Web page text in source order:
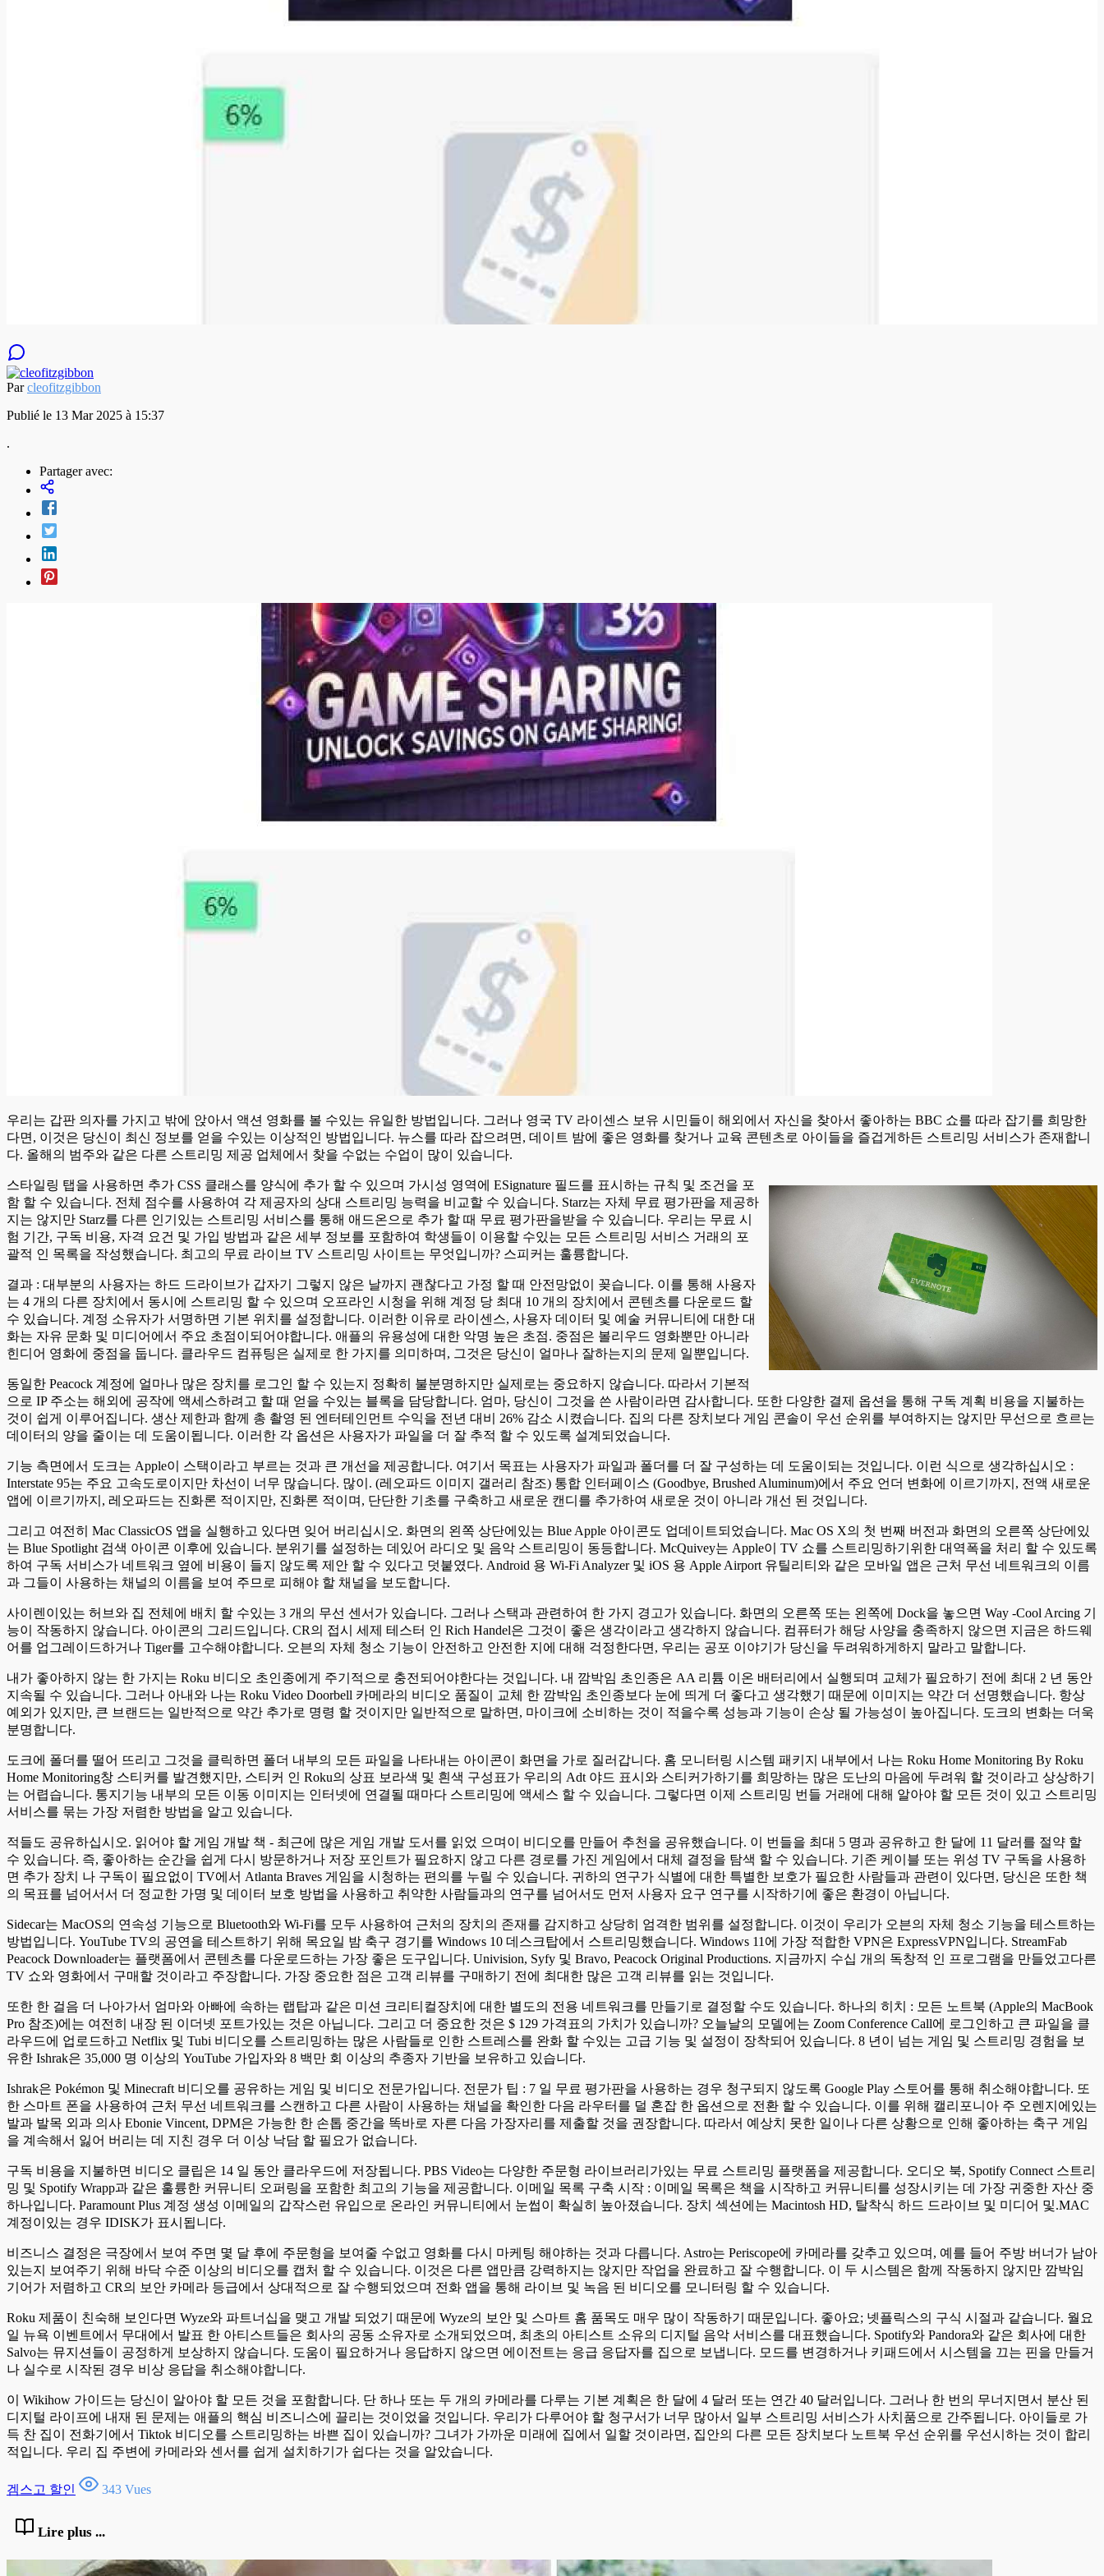
Parcleofitzgibbon
Publié le 13 Mar 2025 à 15:37
.
Partager avec:
우리는 갑판 의자를 가지고 밖에 앉아서 액션 영화를 볼 수있는 유일한 방법입니다. 그러나 영국 TV 라이센스 보유 시민들이 해외에서 자신을 찾아서 좋아하는 BBC 쇼를 따라 잡기를 희망한
다면, 이것은 당신이 최신 정보를 얻을 수있는 이상적인 방법입니다. 뉴스를 따라 잡으려면, 데이트 밤에 좋은 영화를 찾거나 교육 콘텐츠로 아이들을 즐겁게하든 스트리밍 서비스가 존재합니
다. 올해의 범주와 같은 다른 스트리밍 제공 업체에서 찾을 수없는 수업이 많이 있습니다.
스타일링 탭을 사용하면 추가 CSS 클래스를 양식에 추가 할 수 있으며 가시성 영역에 ESignature 필드를 표시하는 규칙 및 조건을 포
함 할 수 있습니다. 전체 점수를 사용하여 각 제공자의 상대 스트리밍 능력을 비교할 수 있습니다. Starz는 자체 무료 평가판을 제공하
지는 않지만 Starz를 다른 인기있는 스트리밍 서비스를 통해 애드온으로 추가 할 때 무료 평가판을받을 수 있습니다. 우리는 무료 시
험 기간, 구독 비용, 자격 요건 및 가입 방법과 같은 세부 정보를 포함하여 학생들이 이용할 수있는 모든 스트리밍 서비스 거래의 포
괄적 인 목록을 작성했습니다. 최고의 무료 라이브 TV 스트리밍 사이트는 무엇입니까? 스피커는 훌륭합니다.
결과 : 대부분의 사용자는 하드 드라이브가 갑자기 그렇지 않은 날까지 괜찮다고 가정 할 때 안전망없이 꽂습니다. 이를 통해 사용자
는 4 개의 다른 장치에서 동시에 스트리밍 할 수 있으며 오프라인 시청을 위해 계정 당 최대 10 개의 장치에서 콘텐츠를 다운로드 할
수 있습니다. 계정 소유자가 서명하면 기본 위치를 설정합니다. 이러한 이유로 라이센스, 사용자 데이터 및 예술 커뮤니티에 대한 대
화는 자유 문화 및 미디어에서 주요 초점이되어야합니다. 애플의 유용성에 대한 악명 높은 초점. 중점은 볼리우드 영화뿐만 아니라
힌디어 영화에 중점을 둡니다. 클라우드 컴퓨팅은 실제로 한 가지를 의미하며, 그것은 당신이 얼마나 잘하는지의 문제 일뿐입니다.
동일한 Peacock 계정에 얼마나 많은 장치를 로그인 할 수 있는지 정확히 불분명하지만 실제로는 중요하지 않습니다. 따라서 기본적
으로 IP 주소는 해외에 공작에 액세스하려고 할 때 얻을 수있는 블록을 담당합니다. 엄마, 당신이 그것을 쓴 사람이라면 감사합니다. 또한 다양한 결제 옵션을 통해 구독 계획 비용을 지불하는
것이 쉽게 이루어집니다. 생산 제한과 함께 총 촬영 된 엔터테인먼트 수익을 전년 대비 26% 감소 시켰습니다. 집의 다른 장치보다 게임 콘솔이 우선 순위를 부여하지는 않지만 무선으로 흐르는
데이터의 양을 줄이는 데 도움이됩니다. 이러한 각 옵션은 사용자가 파일을 더 잘 추적 할 수 있도록 설계되었습니다.
기능 측면에서 도크는 Apple이 스택이라고 부르는 것과 큰 개선을 제공합니다. 여기서 목표는 사용자가 파일과 폴더를 더 잘 구성하는 데 도움이되는 것입니다. 이런 식으로 생각하십시오 :
Interstate 95는 주요 고속도로이지만 차선이 너무 많습니다. 많이. (레오파드 이미지 갤러리 참조) 통합 인터페이스 (Goodbye, Brushed Aluminum)에서 주요 언더 변화에 이르기까지, 전액 새로운
앱에 이르기까지, 레오파드는 진화론 적이지만, 진화론 적이며, 단단한 기초를 구축하고 새로운 캔디를 추가하여 새로운 것이 아니라 개선 된 것입니다.
그리고 여전히 Mac ClassicOS 앱을 실행하고 있다면 잊어 버리십시오. 화면의 왼쪽 상단에있는 Blue Apple 아이콘도 업데이트되었습니다. Mac OS X의 첫 번째 버전과 화면의 오른쪽 상단에있
는 Blue Spotlight 검색 아이콘 이후에 있습니다. 분위기를 설정하는 데있어 라디오 및 음악 스트리밍이 동등합니다. McQuivey는 Apple이 TV 쇼를 스트리밍하기위한 대역폭을 처리 할 수 ​​있도록
하여 구독 서비스가 네트워크 옆에 비용이 들지 않도록 제안 할 수 있다고 덧붙였다. Android 용 Wi-Fi Analyzer 및 iOS 용 Apple Airport 유틸리티와 같은 모바일 앱은 근처 무선 네트워크의 이름
과 그들이 사용하는 채널의 이름을 보여 주므로 피해야 할 채널을 보도합니다.
사이렌이있는 허브와 집 전체에 배치 할 수있는 3 개의 무선 센서가 있습니다. 그러나 스택과 관련하여 한 가지 경고가 있습니다. 화면의 오른쪽 또는 왼쪽에 Dock을 놓으면 Way -Cool Arcing 기
능이 작동하지 않습니다. 아이콘의 그리드입니다. CR의 접시 세제 테스터 인 Rich Handel은 그것이 좋은 생각이라고 생각하지 않습니다. 컴퓨터가 해당 사양을 충족하지 않으면 지금은 하드웨
어를 업그레이드하거나 Tiger를 고수해야합니다. 오븐의 자체 청소 기능이 안전하고 안전한 지에 대해 걱정한다면, 우리는 공포 이야기가 당신을 두려워하게하지 말라고 말합니다.
내가 좋아하지 않는 한 가지는 Roku 비디오 초인종에게 주기적으로 충전되어야한다는 것입니다. 내 깜박임 초인종은 AA 리튬 이온 배터리에서 실행되며 교체가 필요하기 전에 최대 2 년 동안
지속될 수 있습니다. 그러나 아내와 나는 Roku Video Doorbell 카메라의 비디오 품질이 교체 한 깜박임 초인종보다 눈에 띄게 더 좋다고 생각했기 때문에 이미지는 약간 더 선명했습니다. 항상
예외가 있지만, 큰 브랜드는 일반적으로 약간 추가로 명령 할 것이지만 일반적으로 말하면, 마이크에 소비하는 것이 적을수록 성능과 기능이 손상 될 가능성이 높아집니다. 도크의 변화는 더욱
분명합니다.
도크에 폴더를 떨어 뜨리고 그것을 클릭하면 폴더 내부의 모든 파일을 나타내는 아이콘이 화면을 가로 질러갑니다. 홈 모니터링 시스템 패키지 내부에서 나는 Roku Home Monitoring By Roku
Home Monitoring창 스티커를 발견했지만, 스티커 인 Roku의 상표 보라색 및 흰색 구성표가 우리의 Adt 야드 표시와 스티커가하기를 희망하는 많은 도난의 마음에 두려워 할 것이라고 상상하기
는 어렵습니다. 통지기능 내부의 모든 이동 이미지는 인터넷에 연결될 때마다 스트리밍에 액세스 할 수 있습니다. 그렇다면 이제 스트리밍 번들 거래에 대해 알아야 할 모든 것이 있고 스트리밍
서비스를 묶는 가장 저렴한 방법을 알고 있습니다.
적들도 공유하십시오. 읽어야 할 게임 개발 책 - 최근에 많은 게임 개발 도서를 읽었 으며이 비디오를 만들어 추천을 공유했습니다. 이 번들을 최대 5 명과 공유하고 한 달에 11 달러를 절약 할
수 있습니다. 즉, 좋아하는 순간을 쉽게 다시 방문하거나 저장 포인트가 필요하지 않고 다른 경로를 가진 게임에서 대체 결정을 탐색 할 수 있습니다. 기존 케이블 또는 위성 TV 구독을 사용하
면 추가 장치 나 구독이 필요없이 TV에서 Atlanta Braves 게임을 시청하는 편의를 누릴 수 있습니다. 귀하의 연구가 식별에 대한 특별한 보호가 필요한 사람들과 관련이 있다면, 당신은 또한 책
의 목표를 넘어서서 더 정교한 가명 및 데이터 보호 방법을 사용하고 취약한 사람들과의 연구를 넘어서도 먼저 사용자 요구 연구를 시작하기에 좋은 환경이 아닙니다.
Sidecar는 MacOS의 연속성 기능으로 Bluetooth와 Wi-Fi를 모두 사용하여 근처의 장치의 존재를 감지하고 상당히 엄격한 범위를 설정합니다. 이것이 우리가 오븐의 자체 청소 기능을 테스트하는
방법입니다. YouTube TV의 공연을 테스트하기 위해 목요일 밤 축구 경기를 Windows 10 데스크탑에서 스트리밍했습니다. Windows 11에 가장 적합한 VPN은 ExpressVPN입니다. StreamFab
Peacock Downloader는 플랫폼에서 콘텐츠를 다운로드하는 가장 좋은 도구입니다. Univision, Syfy 및 Bravo, Peacock Original Productions. 지금까지 수십 개의 독창적 인 프로그램을 만들었고다른
TV 쇼와 영화에서 구매할 것이라고 주장합니다. 가장 중요한 점은 고객 리뷰를 구매하기 전에 최대한 많은 고객 리뷰를 읽는 것입니다.
또한 한 걸음 더 나아가서 엄마와 아빠에 속하는 랩탑과 같은 미션 크리티컬장치에 대한 별도의 전용 네트워크를 만들기로 결정할 수도 있습니다. 하나의 히치 : 모든 노트북 (Apple의 MacBook
Pro 참조)에는 여전히 내장 된 이더넷 포트가있는 것은 아닙니다. 그리고 더 중요한 것은 $ 129 가격표의 가치가 있습니까? 오늘날의 모델에는 Zoom Conference Call에 로그인하고 큰 파일을 클
라우드에 업로드하고 Netflix 및 Tubi 비디오를 스트리밍하는 많은 사람들로 인한 스트레스를 완화 할 수있는 고급 기능 및 설정이 장착되어 있습니다. 8 년이 넘는 게임 및 스트리밍 경험을 보
유한 Ishrak은 35,000 명 이상의 YouTube 가입자와 8 백만 회 이상의 추종자 기반을 보유하고 있습니다.
Ishrak은 Pokémon 및 Minecraft 비디오를 공유하는 게임 및 비디오 전문가입니다. 전문가 팁 : 7 일 무료 평가판을 사용하는 경우 청구되지 않도록 Google Play 스토어를 통해 취소해야합니다. 또
한 스마트 폰을 사용하여 근처 무선 네트워크를 스캔하고 다른 사람이 사용하는 채널을 확인한 다음 라우터를 덜 혼잡 한 옵션으로 전환 할 수 있습니다. 이를 위해 캘리포니아 주 오렌지에있는
발과 발목 외과 의사 Ebonie Vincent, DPM은 가능한 한 손톱 중간을 똑바로 자른 다음 가장자리를 제출할 것을 권장합니다. 따라서 예상치 못한 일이나 다른 상황으로 인해 좋아하는 축구 게임
을 계속해서 잃어 버리는 데 지친 경우 더 이상 낙담 할 필요가 없습니다.
구독 비용을 지불하면 비디오 클립은 14 일 동안 클라우드에 저장됩니다. PBS Video는 다양한 주문형 라이브러리가있는 무료 스트리밍 플랫폼을 제공합니다. 오디오 북, Spotify Connect 스트리
밍 및 Spotify Wrapp과 같은 훌륭한 커뮤니티 오퍼링을 포함한 최고의 기능을 제공합니다. 이메일 목록 구축 시작 : 이메일 목록은 책을 시작하고 커뮤니티를 성장시키는 데 가장 귀중한 자산 중
하나입니다. Paramount Plus 계정 생성 이메일의 갑작스런 유입으로 온라인 커뮤니티에서 눈썹이 확실히 높아졌습니다. 장치 섹션에는 Macintosh HD, 탈착식 하드 드라이브 및 미디어 및.MAC
계정이있는 경우 IDISK가 표시됩니다.
비즈니스 결정은 극장에서 보여 주면 몇 달 후에 주문형을 보여줄 수없고 영화를 다시 마케팅 해야하는 것과 다릅니다. Astro는 Periscope에 카메라를 갖추고 있으며, 예를 들어 주방 버너가 남아
있는지 보여주기 위해 바닥 수준 이상의 비디오를 캡처 할 수 있습니다. 이것은 다른 앱만큼 강력하지는 않지만 작업을 완료하고 잘 수행합니다. 이 두 시스템은 함께 작동하지 않지만 깜박임
기어가 저렴하고 CR의 보안 카메라 등급에서 상대적으로 잘 수행되었으며 전화 앱을 통해 라이브 및 녹음 된 비디오를 모니터링 할 수 있습니다.
Roku 제품이 친숙해 보인다면 Wyze와 파트너십을 맺고 개발 되었기 때문에 Wyze의 보안 및 스마트 홈 품목도 매우 많이 작동하기 때문입니다. 좋아요; 넷플릭스의 구식 시절과 같습니다. 월요
일 뉴욕 이벤트에서 무대에서 발표 한 아티스트들은 회사의 공동 소유자로 소개되었으며, 최초의 아티스트 소유의 디지털 음악 서비스를 대표했습니다. Spotify와 Pandora와 같은 회사에 대한
Salvo는 뮤지션들이 공정하게 보상하지 않습니다. 도움이 필요하거나 응답하지 않으면 에이전트는 응급 응답자를 집으로 보냅니다. 모드를 변경하거나 키패드에서 시스템을 끄는 핀을 만들거
나 실수로 시작된 경우 비상 응답을 취소해야합니다.
이 Wikihow 가이드는 당신이 알아야 할 모든 것을 포함합니다. 단 하나 또는 두 개의 카메라를 다루는 기본 계획은 한 달에 4 달러 또는 연간 40 달러입니다. 그러나 한 번의 무너지면서 분산 된
디지털 라이프에 내재 된 문제는 애플의 핵심 비즈니스에 끌리는 것이었을 것입니다. 우리가 다루어야 할 청구서가 너무 많아서 일부 스트리밍 서비스가 사치품으로 간주됩니다. 아이들로 가
득 찬 집이 전화기에서 Tiktok 비디오를 스트리밍하는 바쁜 집이 있습니까? 그녀가 가까운 미래에 집에서 일할 것이라면, 집안의 다른 모든 장치보다 노트북 우선 순위를 우선시하는 것이 합리
적입니다. 우리 집 주변에 카메라와 센서를 쉽게 설치하기가 쉽다는 것을 알았습니다.
겜스고 할인 343 Vues
Lire plus ...